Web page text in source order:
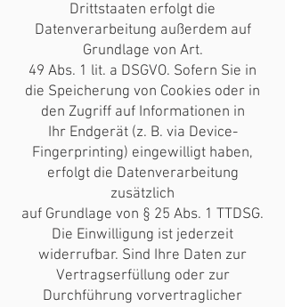
Drittstaaten erfolgt die
Datenverarbeitung außerdem auf
Grundlage von Art.
49 Abs. 1 lit. a DSGVO. Sofern Sie in
die Speicherung von Cookies oder in
den Zugriff auf Informationen in
Ihr Endgerät (z. B. via Device-
Fingerprinting) eingewilligt haben,
erfolgt die Datenverarbeitung
zusätzlich
auf Grundlage von § 25 Abs. 1 TTDSG.
Die Einwilligung ist jederzeit
widerrufbar. Sind Ihre Daten zur
Vertragserfüllung oder zur
Durchführung vorvertraglicher